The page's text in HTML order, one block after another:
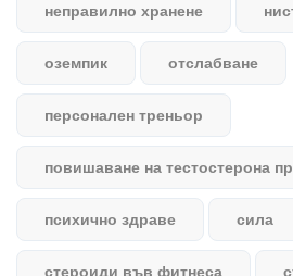
неправилно хранене
оземпик отслабване
персонален треньор
повишаване на тестостерона
психично здраве сила
стероиди във фитнеса